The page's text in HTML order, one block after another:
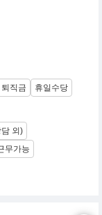
퇴직금
휴일수당
외)
무가능